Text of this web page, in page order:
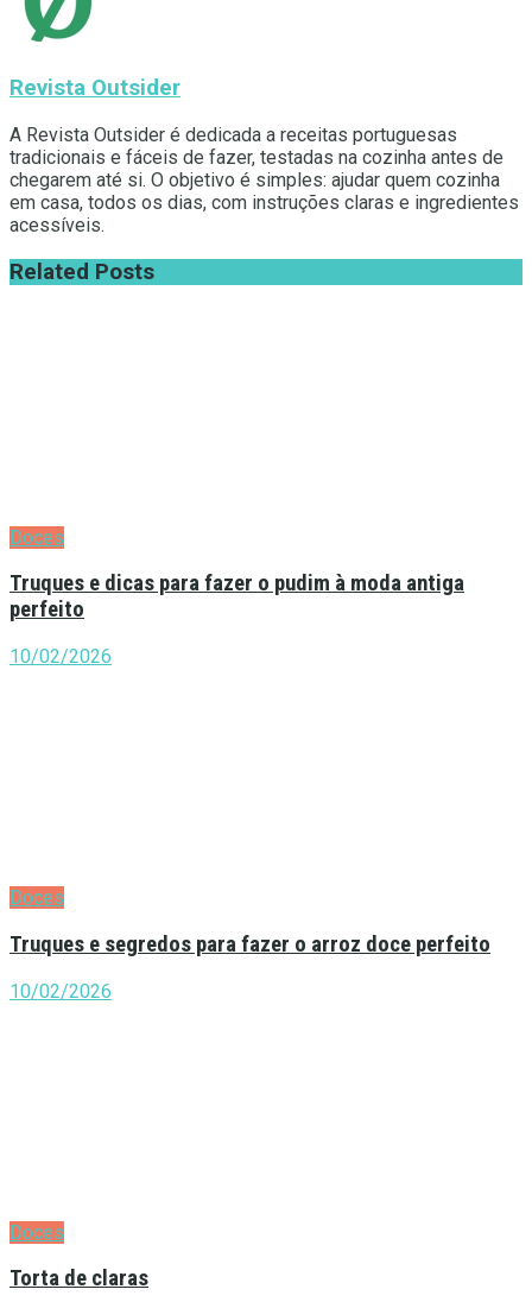
Revista Outsider
A Revista Outsider é dedicada a receitas portuguesas
tradicionais e fáceis de fazer, testadas na cozinha antes de
chegarem até si. O objetivo é simples: ajudar quem cozinha
em casa, todos os dias, com instruções claras e ingredientes
acessíveis.
Related Posts
Doces
Truques e dicas para fazer o pudim à moda antiga
perfeito
10/02/2026
Doces
Truques e segredos para fazer o arroz doce perfeito
10/02/2026
Doces
Torta de claras